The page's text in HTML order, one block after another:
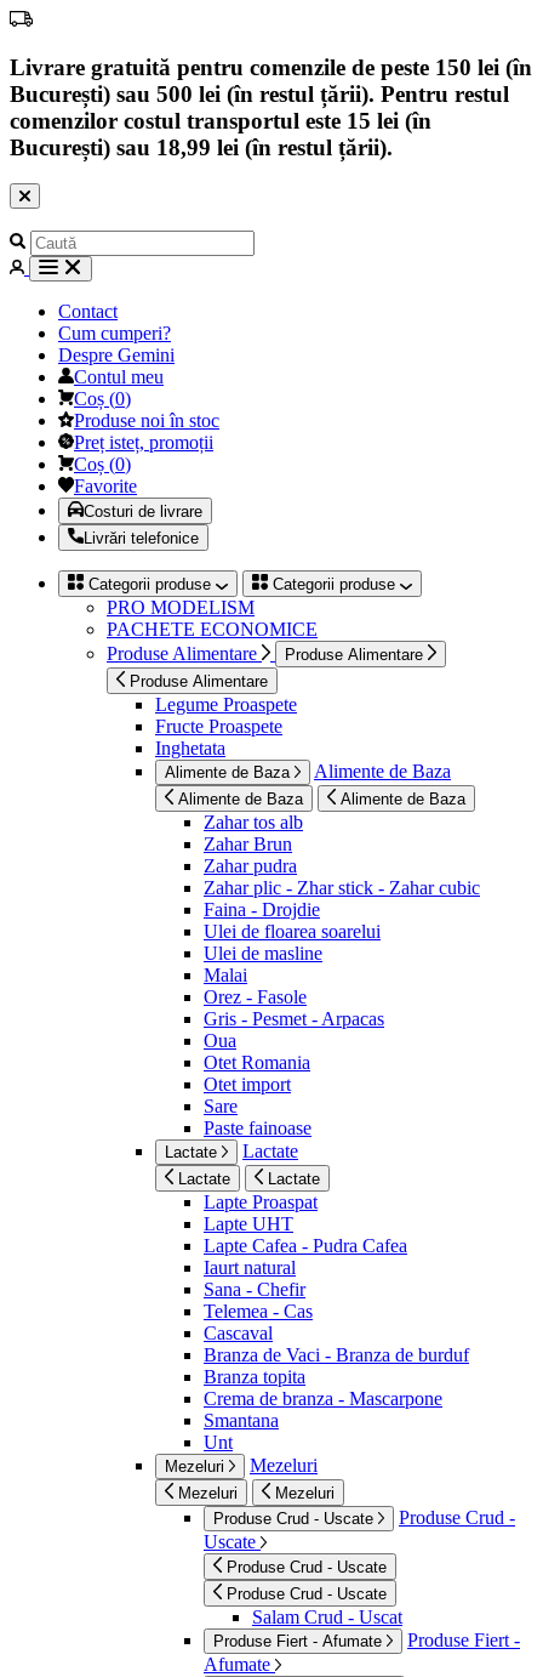
Livrare gratuită pentru comenzile de peste 150 lei (în
București) sau 500 lei (în restul țării). Pentru restul
comenzilor costul transportul este 15 lei (în
București) sau 18,99 lei (în restul țării).
Contact
Cum cumperi?
Despre Gemini
Contul meu
Coș (0)
Produse noi în stoc
Preț isteț, promoții
Coș (0)
Favorite
Costuri de livrare
Livrări telefonice
Categorii produse Categorii produse
PRO MODELISM
PACHETE ECONOMICE
Produse Alimentare
Produse Alimentare
Produse Alimentare
Legume Proaspete
Fructe Proaspete
Inghetata
Alimente de Baza Alimente de Baza
Alimente de Baza Alimente de Baza
Zahar tos alb
Zahar Brun
Zahar pudra
Zahar plic - Zhar stick - Zahar cubic
Faina - Drojdie
Ulei de floarea soarelui
Ulei de masline
Malai
Orez - Fasole
Gris - Pesmet - Arpacas
Oua
Otet Romania
Otet import
Sare
Paste fainoase
Lactate Lactate
Lactate Lactate
Lapte Proaspat
Lapte UHT
Lapte Cafea - Pudra Cafea
Iaurt natural
Sana - Chefir
Telemea - Cas
Cascaval
Branza de Vaci - Branza de burduf
Branza topita
Crema de branza - Mascarpone
Smantana
Unt
Mezeluri Mezeluri
Mezeluri
Mezeluri
Produse Crud - Uscate
Produse Crud -
Uscate
Produse Crud - Uscate
Produse Crud - Uscate
Salam Crud - Uscat
Produse Fiert - Afumate
Produse Fiert -
Afumate